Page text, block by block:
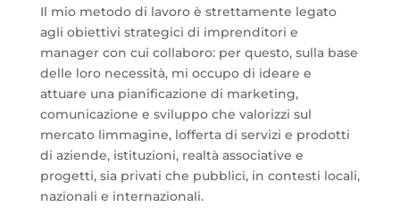
Il mio metodo di lavoro è strettamente legato
agli obiettivi strategici di imprenditori e
manager con cui collaboro: per questo, sulla base
delle loro necessità, mi occupo di ideare e
attuare una pianificazione di marketing,
comunicazione e sviluppo che valorizzi sul
mercato limmagine, lofferta di servizi e prodotti
di aziende, istituzioni, realtà associative e
progetti, sia privati che pubblici, in contesti locali,
nazionali e internazionali.